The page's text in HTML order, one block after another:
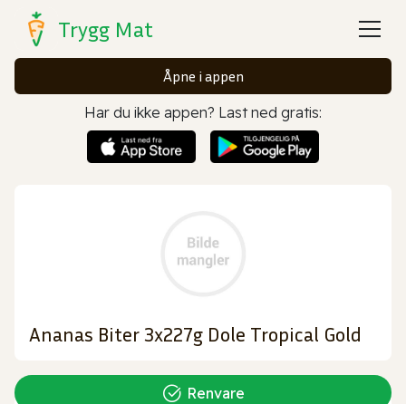
Trygg Mat
Åpne i appen
Har du ikke appen? Last ned gratis:
Ananas Biter 3x227g Dole Tropical Gold
Renvare